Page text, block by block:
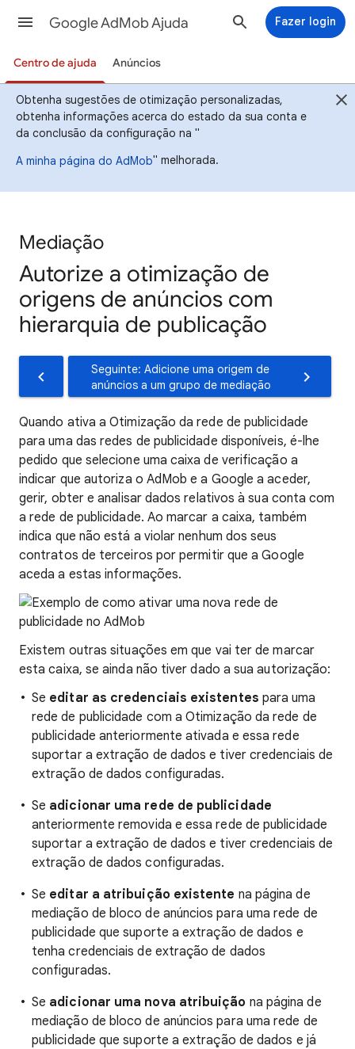
Google AdMob Ajuda Fazer login
Centro de ajuda Anúncios
Obtenha sugestões de otimização personalizadas,
obtenha informações acerca do estado da sua conta e
da conclusão da configuração na "
A minha página do AdMob" melhorada.
Mediação
Autorize a otimização de
origens de anúncios com
hierarquia de publicação
Seguinte: Adicione uma origem de
anúncios a um grupo de mediação
Quando ativa a Otimização da rede de publicidade
para uma das redes de publicidade disponíveis, é-lhe
pedido que selecione uma caixa de verificação a
indicar que autoriza o AdMob e a Google a aceder,
gerir, obter e analisar dados relativos à sua conta com
a rede de publicidade. Ao marcar a caixa, também
indica que não está a violar nenhum dos seus
contratos de terceiros por permitir que a Google
aceda a estas informações.
Existem outras situações em que vai ter de marcar
esta caixa, se ainda não tiver dado a sua autorização:
Se editar as credenciais existentes para uma
rede de publicidade com a Otimização da rede de
publicidade anteriormente ativada e essa rede
suportar a extração de dados e tiver credenciais de
extração de dados configuradas.
Se adicionar uma rede de publicidade
anteriormente removida e essa rede de publicidade
suportar a extração de dados e tiver credenciais de
extração de dados configuradas.
Se editar a atribuição existente na página de
mediação de bloco de anúncios para uma rede de
publicidade que suporte a extração de dados e
tenha credenciais de extração de dados
configuradas.
Se adicionar uma nova atribuição na página de
mediação de bloco de anúncios para uma rede de
publicidade que suporte a extração de dados e já